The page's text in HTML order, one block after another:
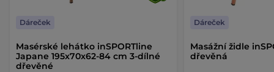
Masérské lehátko inSPORTline
Japane 195x70x62-84 cm 3-dílné
dřevěné
Dáreček
Masážní židle
dřevěná
Dáreček